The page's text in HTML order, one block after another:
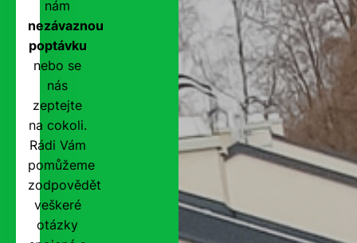
nám
nezávaznou
poptávku
nebo se
nás
zeptejte
na cokoli.
Rádi Vám
pomůžeme
zodpovědět
veškeré
otázky